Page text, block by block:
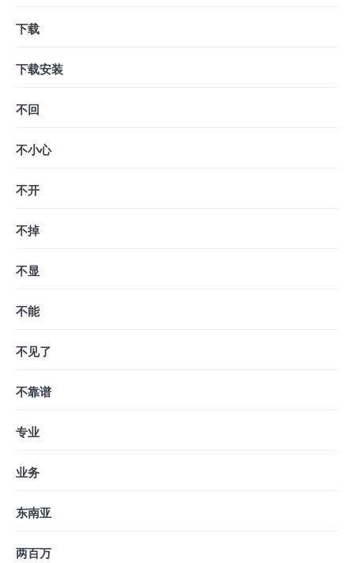
下载
下载安装
不回
不小心
不开
不掉
不显
不能
不见了
不靠谱
专业
业务
东南亚
两百万